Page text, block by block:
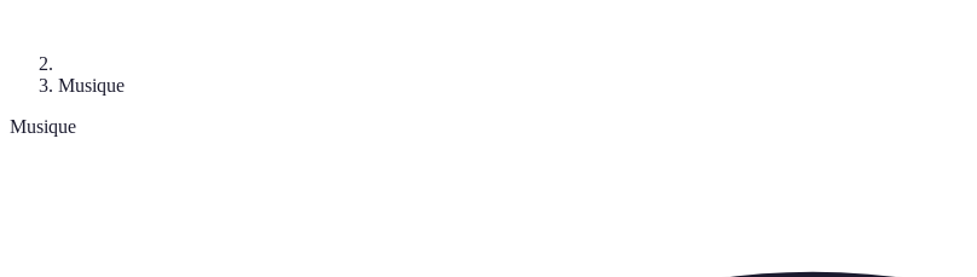
Musique
Musique